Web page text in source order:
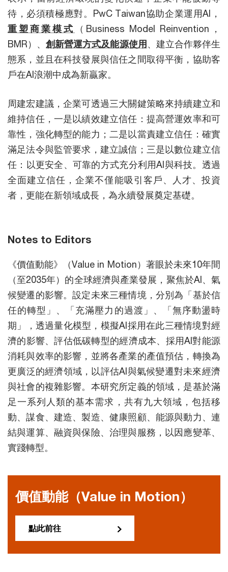
待，必須積極應對。PwC Taiwan協助企業運用AI，
重塑商業模式
（Business Model Reinvention，
BMR）、創新營運方式及能源使用、建立合作夥伴生
態系，並且在科技發展與信任之間取得平衡，協助客
戶在AI浪潮中成為新贏家。
周建宏建議，企業可透過三大關鍵策略來持續建立和
維持信任，一是以績效建立信任：提高營運效率和可
靠性，強化轉型的能力；二是以當責建立信任：確實
滿足法令與監管要求，建立誠信；三是以數位建立信
任：以更安全、可靠的方式充分利用AI與科技。透過
全面建立信任，企業不僅能吸引客戶、人才、投資
者，更能在新領域成長，為永續發展奠定基礎。
Notes to Editors
《價值動能》（Value in Motion）著眼於未來10年間
（至2035年）的全球經濟與產業發展，聚焦於AI、氣
候變遷的影響。設定未來三種情境，分別為「基於信
任的轉型」、「充滿壓力的過渡」、「無序動盪時
期」，透過量化模型，模擬AI採用在此三種情境對經
濟的影響、評估低碳轉型的經濟成本、採用AI對能源
消耗與效率的影響，並將各產業的產值預估，轉換為
更廣泛的經濟領域，以評估AI與氣候變遷對未來經濟
與社會的複雜影響。本研究所定義的領域，是基於滿
足一系列人類的基本需求，共有九大領域，包括移
動、謀食、建造、製造、健康照顧、能源與動力、連
結與運算、融資與保險、治理與服務，以因應變革、
實踐轉型。
價值動能（Value in Motion）
點此前往